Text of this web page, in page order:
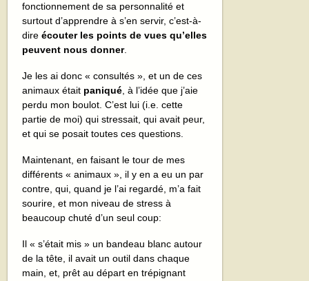
fonctionnement de sa personnalité et
surtout d’apprendre à s’en servir, c’est-à-
direécouter les points de vues qu’elles
peuvent nous donner.
Je les ai donc « consultés », et un de ces
animaux était paniqué, à l’idée que j’aie
perdu mon boulot. C’est lui (i.e. cette
partie de moi) qui stressait, qui avait peur,
et qui se posait toutes ces questions.
Maintenant, en faisant le tour de mes
différents « animaux », il y en a eu un par
contre, qui, quand je l’ai regardé, m’a fait
sourire, et mon niveau de stress à
beaucoup chuté d’un seul coup:
Il « s’était mis » un bandeau blanc autour
de la tête, il avait un outil dans chaque
main, et, prêt au départ en trépignant